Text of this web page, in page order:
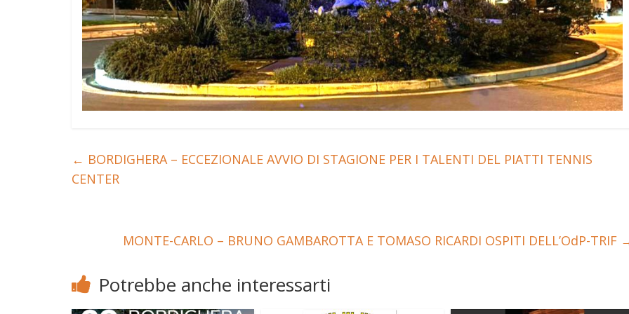
← BORDIGHERA – ECCEZIONALE AVVIO DI STAGIONE PER I TALENTI DEL PIATTI TENNIS
CENTER
MONTE-CARLO – BRUNO GAMBAROTTA E TOMASO RICARDI OSPITI DELL’OdP-TRIF
Potrebbe anche interessarti